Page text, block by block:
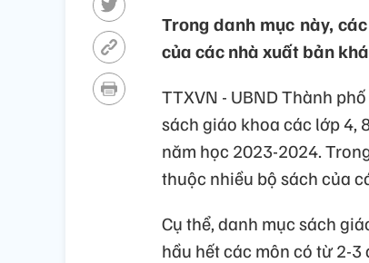
Trong danh mục này,
của các nhà xuất bản
TTXVN - UBND Thành
sách giáo khoa các lớp 4,
năm học 2023-2024.
thuộc nhiều bộ sách của
Cụ thể, danh mục sách
hầu hết các môn có từ 2-